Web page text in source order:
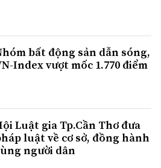
bất động sản dẫn sóng,
Index vượt mốc 1.770 điểm
Luật gia Tp.Cần Thơ đưa
luật về cơ sở, đồng hành
người dân